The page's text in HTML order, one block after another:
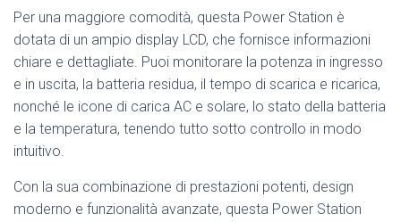
Per una maggiore comodità, questa Power Station è
dotata di un ampio display LCD, che fornisce informazioni
chiare e dettagliate. Puoi monitorare la potenza in ingresso
e in uscita, la batteria residua, il tempo di scarica e ricarica,
nonché le icone di carica AC e solare, lo stato della batteria
e la temperatura, tenendo tutto sotto controllo in modo
intuitivo.
Con la sua combinazione di prestazioni potenti, design
moderno e funzionalità avanzate, questa Power Station